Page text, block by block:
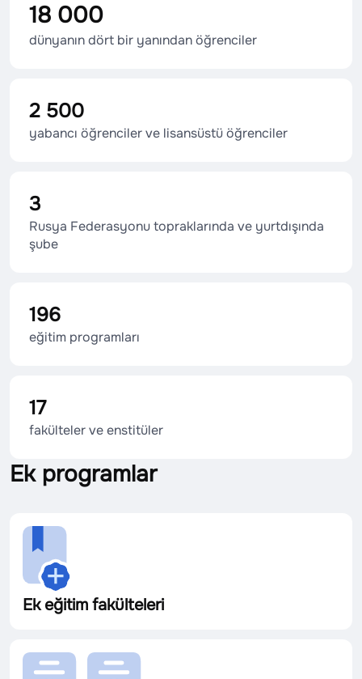
18 000
dünyanın dört bir yanından öğrenciler
2 500
yabancı öğrenciler ve lisansüstü öğrenciler
3
Rusya Federasyonu topraklarında ve yurtdışında
şube
196
eğitim programları
17
fakülteler ve enstitüler
Ek programlar
Ek eğitim fakülteleri